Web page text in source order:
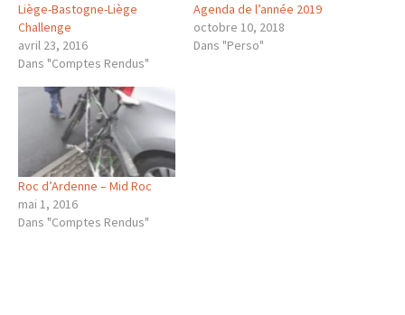
Liège-Bastogne-Liège
Challenge
avril 23, 2016
Dans "Comptes Rendus"
Agenda de l’année 2019
octobre 10, 2018
Dans "Perso"
Roc d’Ardenne – Mid Roc
mai 1, 2016
Dans "Comptes Rendus"